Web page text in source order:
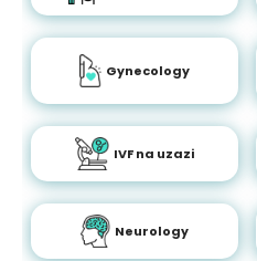
Gynecology
IVF na uzazi
Neurology